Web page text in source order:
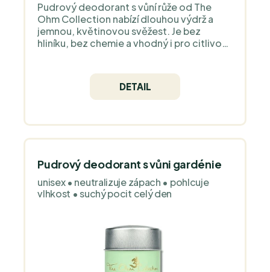
Pudrový deodorant s vůní růže od The
Ohm Collection nabízí dlouhou výdrž a
jemnou, květinovou svěžest. Je bez
hliníku, bez chemie a vhodný i pro citlivou
DETAIL
Pudrový deodorant s vůni gardénie
unisex • neutralizuje zápach • pohlcuje
vlhkost • suchý pocit celý den